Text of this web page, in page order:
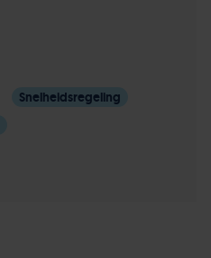
Snelheidsregeling